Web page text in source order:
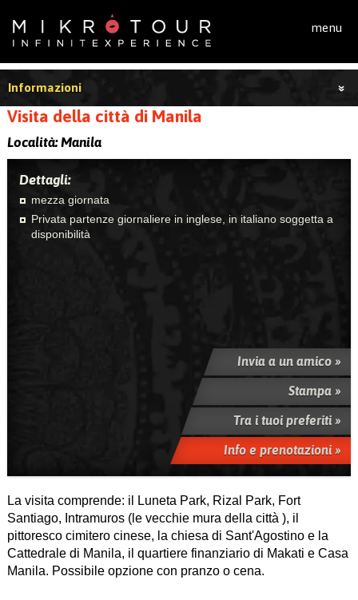
menu
Informazioni
Visita della città di Manila
Località:Manila
Dettagli:
mezza giornata
Privata partenze giornaliere in inglese, in italiano soggetta a
disponibilità
Invia a un amico »
Stampa »
Tra i tuoi preferiti »
Info e prenotazioni »
La visita comprende: il Luneta Park, Rizal Park, Fort
Santiago, Intramuros (le vecchie mura della città ), il
pittoresco cimitero cinese, la chiesa di Sant'Agostino e la
Cattedrale di Manila, il quartiere finanziario di Makati e Casa
Manila. Possibile opzione con pranzo o cena.